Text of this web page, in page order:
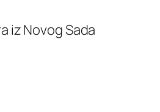
iz Novog Sada